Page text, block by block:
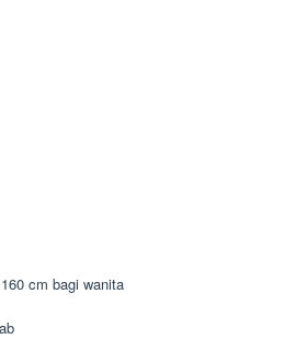
cm bagi wanita